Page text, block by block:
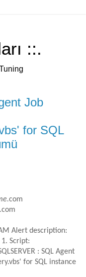
::.
Job
for SQL
com
.com
Alert description:
Script:
: SQL Agent
for SQL instance